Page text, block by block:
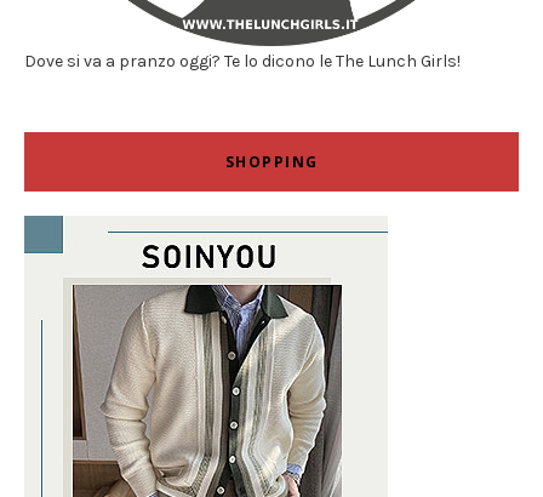
Dove si va a pranzo oggi? Te lo dicono le The Lunch Girls!
SHOPPING